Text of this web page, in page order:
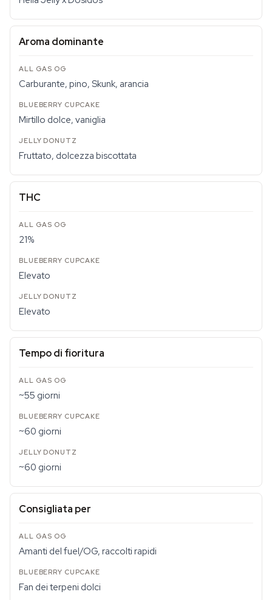
Aroma dominante
Carburante, pino, Skunk, arancia
Mirtillo dolce, vaniglia
Fruttato, dolcezza biscottata
THC
21%
Elevato
Elevato
Tempo di fioritura
~55 giorni
~60 giorni
~60 giorni
Consigliata per
Amanti del fuel/OG, raccolti rapidi
Fan dei terpeni dolci